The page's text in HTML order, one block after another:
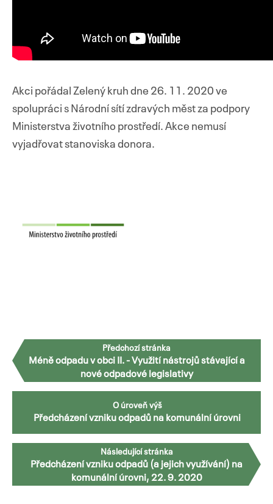
Akci pořádal Zelený kruh dne 26. 11. 2020 ve
spolupráci s Národní sítí zdravých měst za podpory
Ministerstva životního prostředí. Akce nemusí
vyjadřovat stanoviska donora.
Předchozí stránka
Méně odpadu v obci II. - Využití nástrojů stávající a
nové odpadové legislativy
O úroveň výš
Předcházení vzniku odpadů na komunální úrovni
Následující stránka
Předcházení vzniku odpadů (a jejich využívání) na
komunální úrovni, 22. 9. 2020